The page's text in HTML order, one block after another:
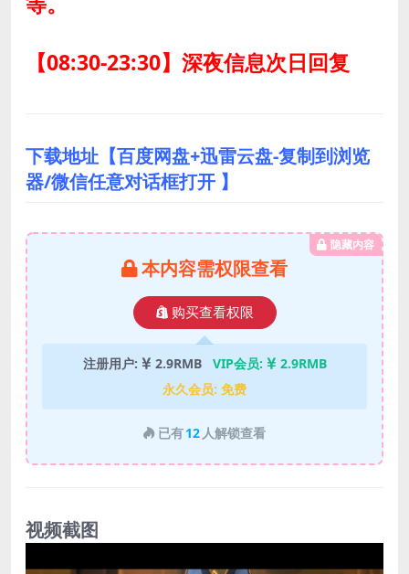
【08:30-23:30】深夜信息次日回复
下载地址【百度网盘+迅雷云盘-复制到浏览
器/微信任意对话框打开 】
隐藏内容
本内容需权限查看
购买查看权限
注册用户: 2.9RMB VIP会员:
2.9RMB
永久会员: 免费
已有12 人解锁查看
视频截图